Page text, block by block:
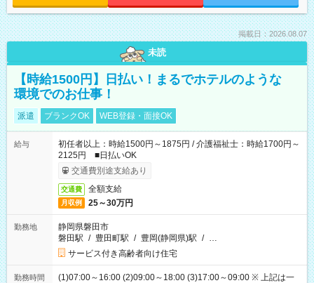
掲載日：2026.08.07
未読
【時給1500円】日払い！まるでホテルのような
環境でのお仕事！
派遣 ブランクOK WEB登録・面接OK
給与
初任者以上：時給1500円～1875円 / 介護福祉士：時給1700円～
2125円 ■日払いOK
交通費別途支給あり
交通費 全額支給
月収例 25～30万円
勤務地
静岡県磐田市
磐田駅 / 豊田町駅 / 豊岡(静岡県)駅 / …
サービス付き高齢者向け住宅
勤務時間
(1)07:00～16:00 (2)09:00～18:00 (3)17:00～09:00 ※ 上記は一